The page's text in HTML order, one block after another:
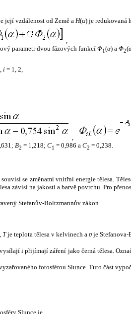
její vzdálenost od Země a H(α) je redukovaná
,
parametr dvou fázových funkcí Φ1(α) a Φ2(
, i = 1, 2,
,
B2 = 1,218; C1 = 0,986 a C2 = 0,238.
se změnami vnitřní energie tělesa.
závisí na jakosti a barvě povrchu. Pro
Stefanův-Boltzmannův zákon
, Tje teplota tělesa v kelvinech a σje Stefanova-
i přijímají záření jako černá tělesa.
fotosférou Slunce. Tuto část
Slunce je